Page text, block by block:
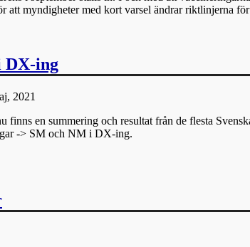
att myndigheter med kort varsel ändrar riktlinjerna för
DX-ing
2021
en summering och resultat från de flesta
-> SM och NM i DX-ing.